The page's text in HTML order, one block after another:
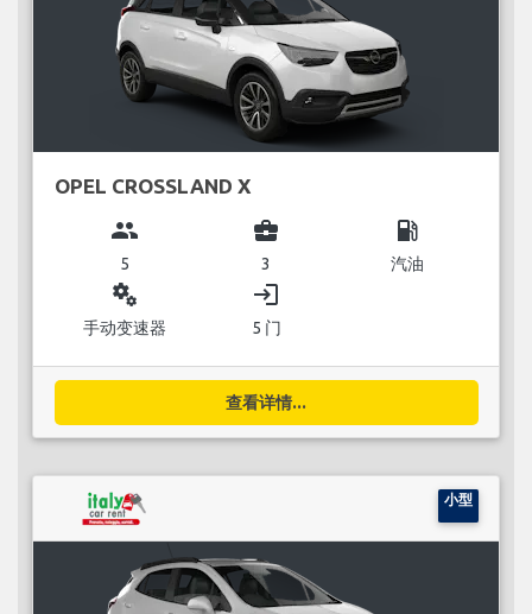
OPEL CROSSLAND X
group
5
business_center
3
local_gas_station
汽油
miscellaneous_services
手动变速器
login
5 门
查看详情...
小型